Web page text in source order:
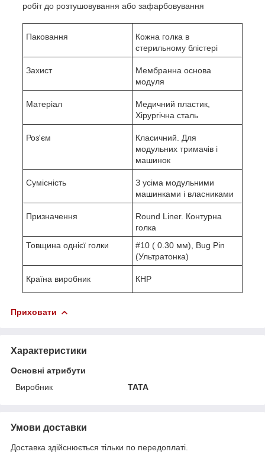
робіт до розтушовування або зафарбовування
Паковання
Кожна голка в
стерильному блістері
Захист
Мембранна основа
модуля
Матеріал
Медичний пластик,
Хірургічна сталь
Роз'єм
Класичний. Для
модульних тримачів і
машинок
Сумісність
З усіма модульними
машинками і власниками
Призначення
Round Liner. Контурна
голка
Товщина однієї голки
#10 ( 0.30 мм), Bug Pin
(Ультратонка)
Країна виробник КНР
Приховати
Характеристики
Основні атрибути
Виробник
TATA
Умови доставки
Доставка здійснюється тільки по передоплаті.